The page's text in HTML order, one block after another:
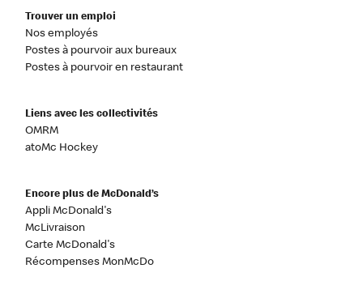
Trouver un emploi
Nos employés
Postes à pourvoir aux bureaux
Postes à pourvoir en restaurant
Liens avec les collectivités
OMRM
atoMc Hockey
Encore plus de McDonald’s
Appli McDonald's
McLivraison
Carte McDonald's
Récompenses MonMcDo